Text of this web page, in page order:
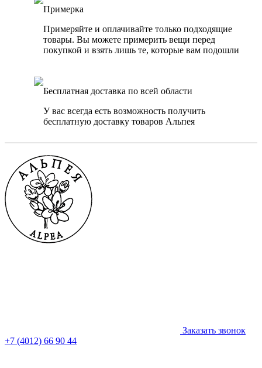
Примерка
Примеряйте и оплачивайте только подходящие
товары. Вы можете примерить вещи перед
покупкой и взять лишь те, которые вам подошли
Бесплатная доставка по всей области
У вас всегда есть возможность получить
бесплатную доставку товаров Альпея
Заказать звонок
+7 (4012) 66 90 44